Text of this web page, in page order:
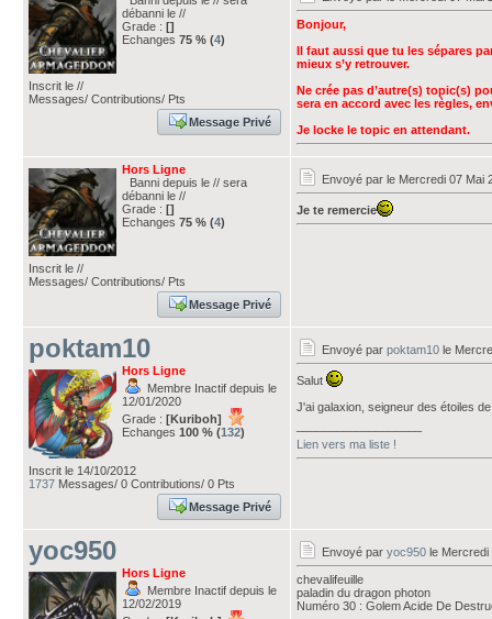
débanni le //
Grade : []
Echanges 75 % (4)
Inscrit le //
Messages/ Contributions/ Pts
Message Privé
Bonjour,
Il faut aussi que tu les sépares
mieux s’y retrouver.
Ne crée pas d’autre(s) topic(s)
sera en accord avec les règles,
Je locke le topic en attendant.
Hors Ligne
Banni depuis le // sera
débanni le //
Grade : []
Echanges 75 % (4)
Inscrit le //
Messages/ Contributions/ Pts
Message Privé
Envoyé par le Mercredi 07 Mai
Je te remercie
poktam10
Hors Ligne
Membre Inactif depuis le
12/01/2020
Grade : [Kuriboh]
Echanges 100 % (132)
Inscrit le 14/10/2012
1737 Messages/ 0 Contributions/ 0 Pts
Message Privé
Envoyé par poktam10 le
Salut
J'ai galaxion, seigneur des étoiles
Lien vers ma liste !
yoc950
Hors Ligne
Membre Inactif depuis le
12/02/2019
Envoyé par yoc950 le Mercredi
chevalifeuille
paladin du dragon photon
Numéro 30 : Golem Acide De